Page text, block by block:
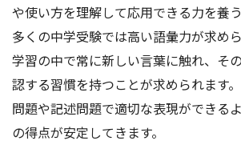
や使い方を理解して応用できる力を養
多くの中学受験では高い語彙力が求め
学習の中で常に新しい言葉に触れ、そ
認する習慣を持つことが求められます
問題や記述問題で適切な表現ができる
の得点が安定してきます。